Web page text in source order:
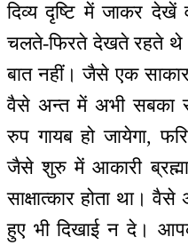
दिव्य दृष्टि में जाकर
चलते-फिरते देखते रहते
बात नहीं। जैसे एक
वैसे अन्त में अभी सबका
रुप गायब हो जायेगा,
जैसे शुरु में आकारी
साक्षात्कार होता था।
हुए भी दिखाई न दे।